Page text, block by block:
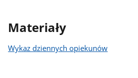
Materiały
Wykaz dziennych opiekunów